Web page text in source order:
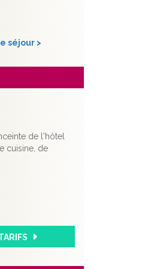
séjour >
de l'hôtel
cuisine, de